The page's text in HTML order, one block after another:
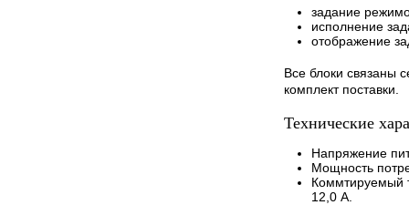
задание
исполнение
отображение
Все блоки связаны
комплект поставки.
Технические
Напряжение
Мощность
Коммтируемый
12,0 А.